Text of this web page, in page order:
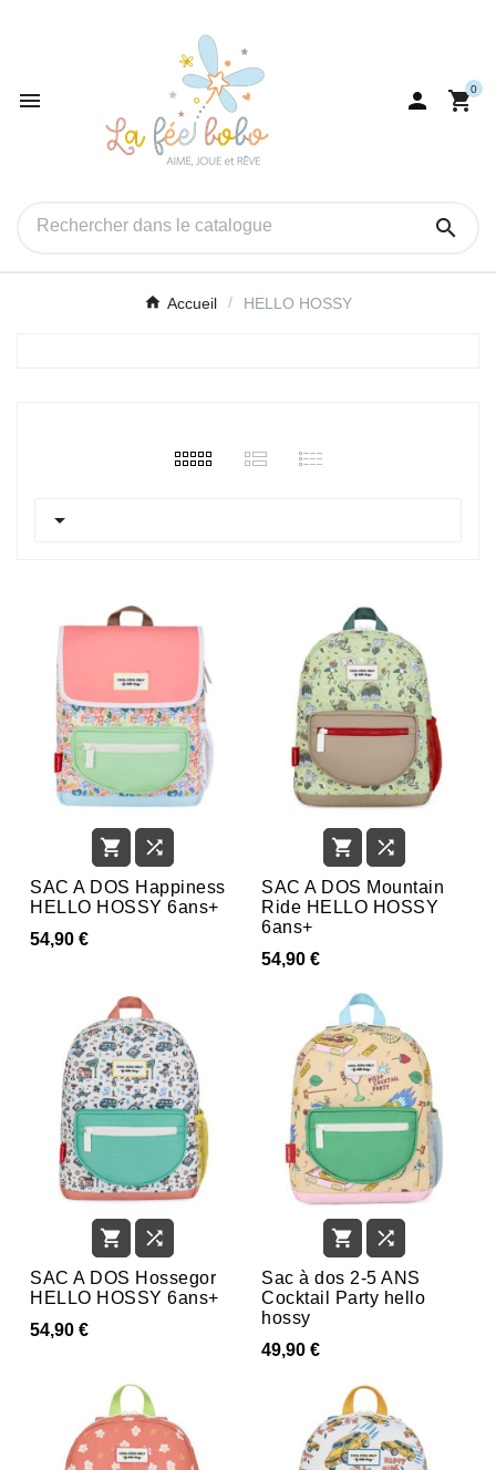
  0

Accueil HELLO HOSSY

 
SAC A DOS Happiness
HELLO HOSSY 6ans+
54,90 €
 
SAC A DOS Mountain
Ride HELLO HOSSY
6ans+
54,90 €
 
SAC A DOS Hossegor
HELLO HOSSY 6ans+
54,90 €
 
Sac à dos 2-5 ANS
Cocktail Party hello
hossy
49,90 €